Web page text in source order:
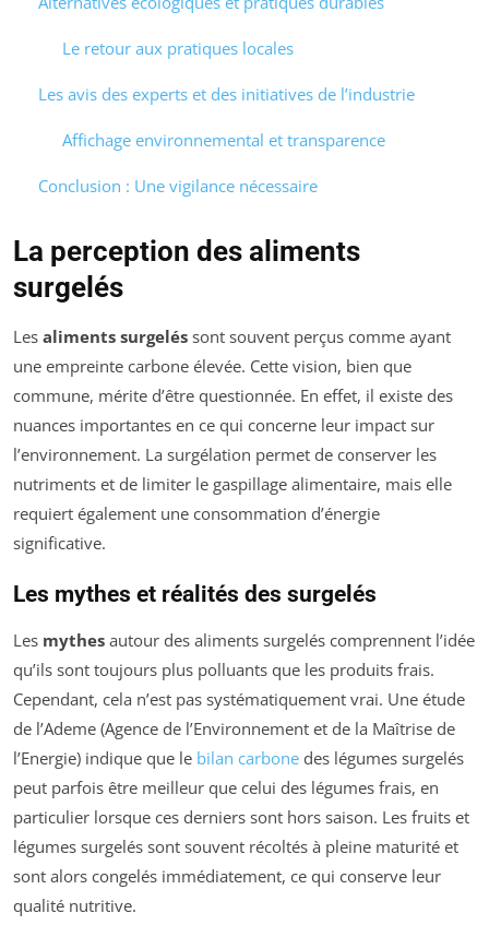
Le retour aux pratiques locales
Les avis des experts et des initiatives de l’industrie
Affichage environnemental et transparence
Conclusion : Une vigilance nécessaire
La perception des aliments
surgelés
Les aliments surgelés sont souvent perçus comme ayant
une empreinte carbone élevée. Cette vision, bien que
commune, mérite d’être questionnée. En effet, il existe des
nuances importantes en ce qui concerne leur impact sur
l’environnement. La surgélation permet de conserver les
nutriments et de limiter le gaspillage alimentaire, mais elle
requiert également une consommation d’énergie
significative.
Les mythes et réalités des surgelés
Les mythes autour des aliments surgelés comprennent l’idée
qu’ils sont toujours plus polluants que les produits frais.
Cependant, cela n’est pas systématiquement vrai. Une étude
de l’Ademe (Agence de l’Environnement et de la Maîtrise de
l’Energie) indique que le bilan carbone des légumes surgelés
peut parfois être meilleur que celui des légumes frais, en
particulier lorsque ces derniers sont hors saison. Les fruits et
légumes surgelés sont souvent récoltés à pleine maturité et
sont alors congelés immédiatement, ce qui conserve leur
qualité nutritive.